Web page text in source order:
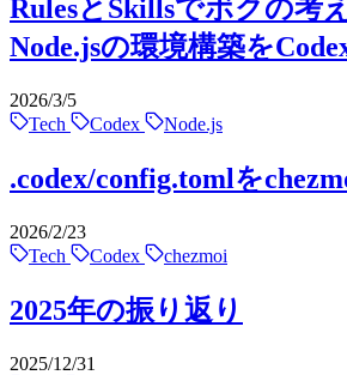
RulesとSkillsでボクの考
Node.jsの環境構築を
2026/3/5
Tech
Codex Node.js
.codex/config.tomlを
2026/2/23
Tech
Codex chezmoi
2025年の振り返り
2025/12/31